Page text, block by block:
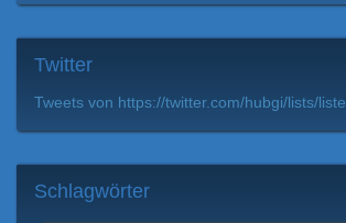
Twitter
Tweets von https://twitter.com/hubgi/lists/liste
Schlagwörter